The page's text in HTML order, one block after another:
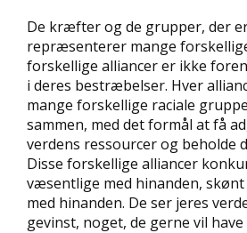
De kræfter og de grupper, der
repræsenterer mange
forskellige alliancer er ikke
i deres bestræbelser. Hver
mange forskellige raciale
sammen, med det formål at få
verdens ressourcer og beholde
Disse forskellige alliancer
væsentlige med hinanden,
med hinanden. De ser jeres
gevinst, noget, de gerne vil